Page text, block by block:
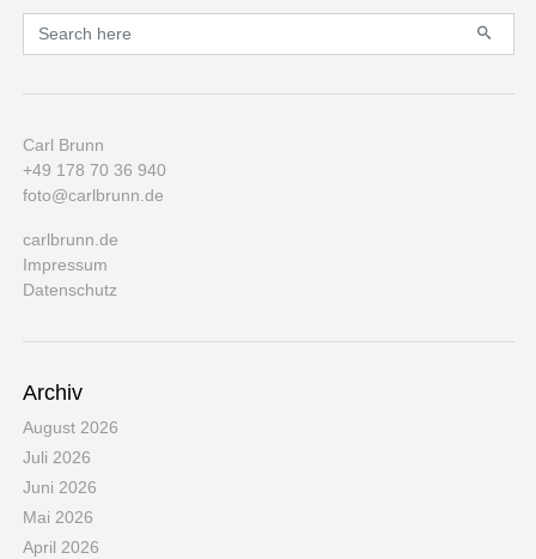
Primary
Search for:
Carl Brunn
+49 178 70 36 940
foto@carlbrunn.de
carlbrunn.de
Impressum
Datenschutz
Archiv
August 2026
Juli 2026
Juni 2026
Mai 2026
April 2026